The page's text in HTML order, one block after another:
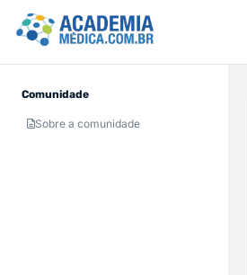
Comunidade
Sobre a comunidade